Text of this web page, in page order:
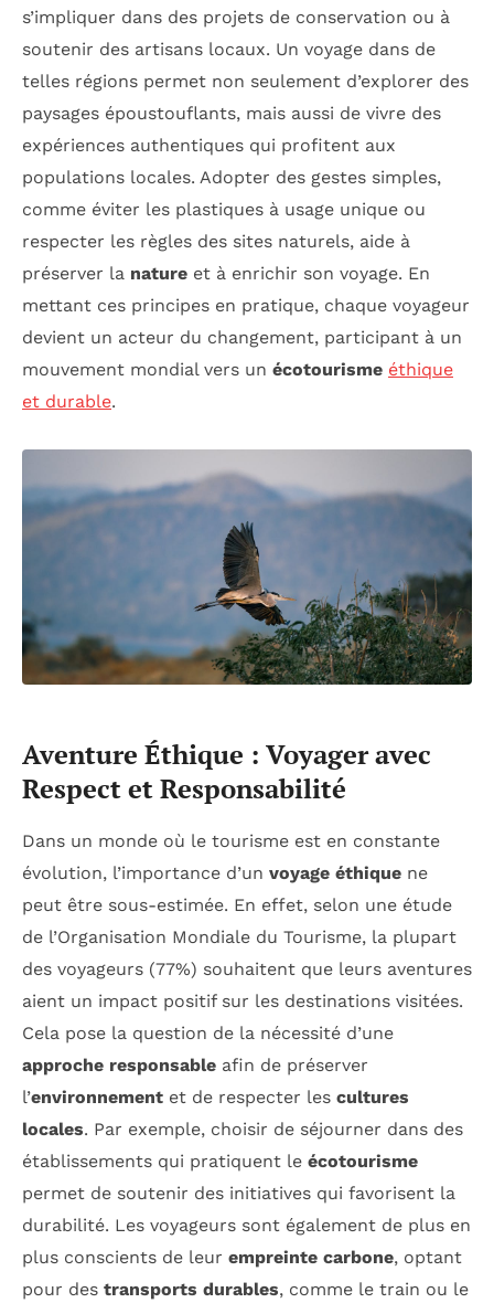
s’impliquer dans des projets de conservation ou à
soutenir des artisans locaux. Un voyage dans de
telles régions permet non seulement d’explorer des
paysages époustouflants, mais aussi de vivre des
expériences authentiques qui profitent aux
populations locales. Adopter des gestes simples,
comme éviter les plastiques à usage unique ou
respecter les règles des sites naturels, aide à
préserver la nature et à enrichir son voyage. En
mettant ces principes en pratique, chaque voyageur
devient un acteur du changement, participant à un
mouvement mondial vers un écotourisme éthique
et durable.
Aventure Éthique : Voyager avec
Respect et Responsabilité
Dans un monde où le tourisme est en constante
évolution, l’importance d’un voyage éthique ne
peut être sous-estimée. En effet, selon une étude
de l’Organisation Mondiale du Tourisme, la plupart
des voyageurs (77%) souhaitent que leurs aventures
aient un impact positif sur les destinations visitées.
Cela pose la question de la nécessité d’une
approche responsable afin de préserver
l’environnement et de respecter les cultures
locales. Par exemple, choisir de séjourner dans des
établissements qui pratiquent le écotourisme
permet de soutenir des initiatives qui favorisent la
durabilité. Les voyageurs sont également de plus en
plus conscients de leur empreinte carbone, optant
pour des transports durables, comme le train ou le